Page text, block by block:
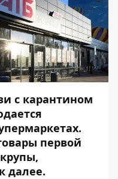
с карантином
первой
далее.